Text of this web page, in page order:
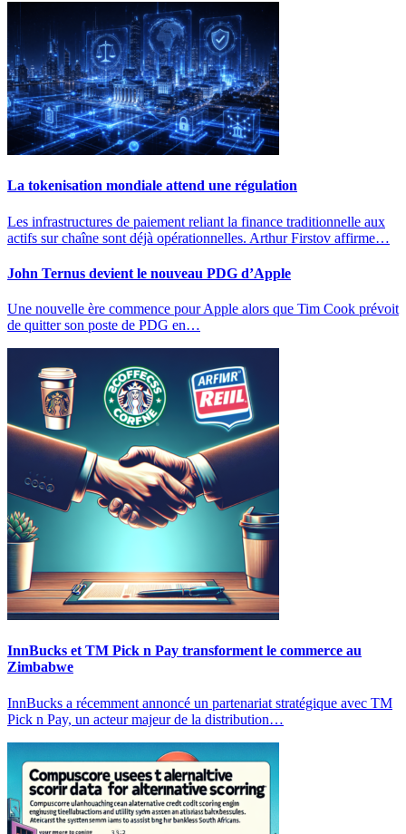
La tokenisation mondiale attend une régulation
Les infrastructures de paiement reliant la finance traditionnelle aux
actifs sur chaîne sont déjà opérationnelles. Arthur Firstov affirme…
John Ternus devient le nouveau PDG d’Apple
Une nouvelle ère commence pour Apple alors que Tim Cook prévoit
de quitter son poste de PDG en…
InnBucks et TM Pick n Pay transforment le commerce au
Zimbabwe
InnBucks a récemment annoncé un partenariat stratégique avec TM
Pick n Pay, un acteur majeur de la distribution…